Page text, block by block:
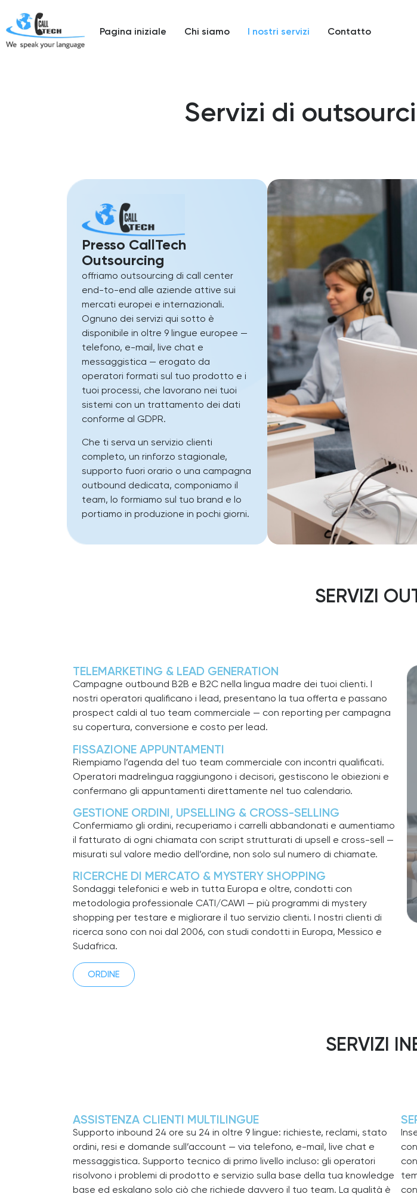
Pagina iniziale Chi siamo I nostri servizi Contatto
Servizi di
Presso CallTech
Outsourcing
offriamo outsourcing di call center
end-to-end alle aziende attive sui
mercati europei e internazionali.
Ognuno dei servizi qui sotto è
disponibile in oltre 9 lingue europee —
telefono, e-mail, live chat e
messaggistica — erogato da
operatori formati sul tuo prodotto e i
tuoi processi, che lavorano nei tuoi
sistemi con un trattamento dei dati
conforme al GDPR.
Che ti serva un servizio clienti
completo, un rinforzo stagionale,
supporto fuori orario o una campagna
outbound dedicata, componiamo il
team, lo formiamo sul tuo brand e lo
portiamo in produzione in pochi giorni.
SERVIZI
TELEMARKETING & LEAD GENERATION
Campagne outbound B2B e B2C nella lingua madre dei tuoi clienti. I
nostri operatori qualificano i lead, presentano la tua offerta e passano
prospect caldi al tuo team commerciale — con reporting per campagna
su copertura, conversione e costo per lead.
FISSAZIONE APPUNTAMENTI
Riempiamo l’agenda del tuo team commerciale con incontri qualificati.
Operatori madrelingua raggiungono i decisori, gestiscono le obiezioni e
confermano gli appuntamenti direttamente nel tuo calendario.
GESTIONE ORDINI, UPSELLING & CROSS-SELLING
Confermiamo gli ordini, recuperiamo i carrelli abbandonati e aumentiamo
il fatturato di ogni chiamata con script strutturati di upsell e cross-sell —
misurati sul valore medio dell’ordine, non solo sul numero di chiamate.
RICERCHE DI MERCATO & MYSTERY SHOPPING
Sondaggi telefonici e web in tutta Europa e oltre, condotti con
metodologia professionale CATI/CAWI — più programmi di mystery
shopping per testare e migliorare il tuo servizio clienti. I nostri clienti di
ricerca sono con noi dal 2006, con studi condotti in Europa, Messico e
Sudafrica.
ORDINE
SERVIZI
ASSISTENZA CLIENTI MULTILINGUE
Supporto inbound 24 ore su 24 in oltre 9 lingue: richieste, reclami, stato
ordini, resi e domande sull’account — via telefono, e-mail, live chat e
messaggistica. Supporto tecnico di primo livello incluso: gli operatori
risolvono i problemi di prodotto e servizio sulla base della tua knowledge
base ed eskalano solo ciò che richiede davvero il tuo team. La qualità è